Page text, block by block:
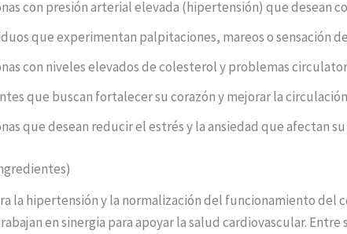
con presión arterial elevada (hipertensión) que desean
que experimentan palpitaciones, mareos o sensación
con niveles elevados de colesterol y problemas
que buscan fortalecer su corazón y mejorar la
que desean reducir el estrés y la ansiedad que afectan
la hipertensión y la normalización del funcionamiento
en sinergia para apoyar la salud cardiovascular.